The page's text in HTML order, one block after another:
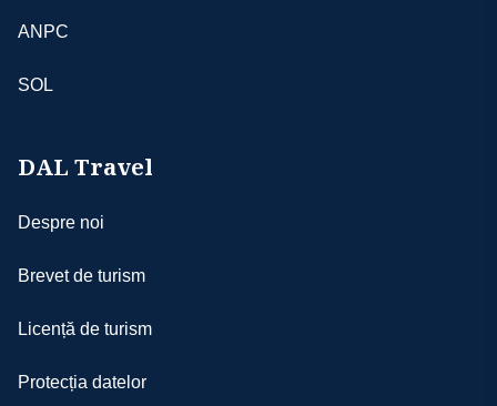
ANPC
SOL
DAL Travel
Despre noi
Brevet de turism
Licență de turism
Protecția datelor